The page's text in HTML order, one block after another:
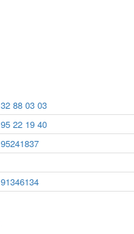
32 88 03 03
95 22 19 40
95241837
91346134